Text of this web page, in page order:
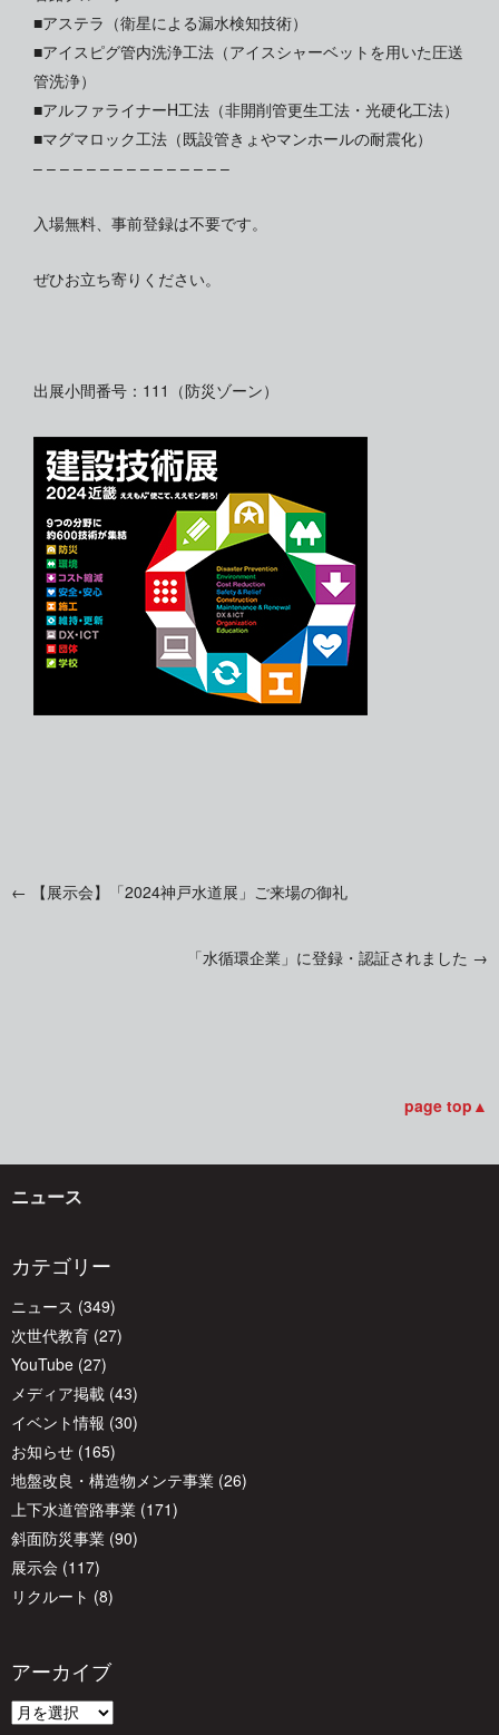
■アステラ（衛星による漏水検知技術）
■アイスピグ管内洗浄工法（アイスシャーベットを用いた圧送
管洗浄）
■アルファライナーH工法（非開削管更生工法・光硬化工法）
■マグマロック工法（既設管きょやマンホールの耐震化）
– – – – – – – – – – – – – – –
入場無料、事前登録は不要です。
ぜひお立ち寄りください。
出展小間番号：111（防災ゾーン）
投
ゲ
ー
シ
ョ
ン
← 【展示会】「2024神戸水道展」ご来場の御礼
「水循環企業」に登録・認証されました →
page top▲
ニュース
カテゴリー
ニュース (349)
次世代教育 (27)
YouTube (27)
メディア掲載 (43)
イベント情報 (30)
お知らせ (165)
地盤改良・構造物メンテ事業 (26)
上下水道管路事業 (171)
斜面防災事業 (90)
展示会 (117)
リクルート (8)
アーカイブ
ア